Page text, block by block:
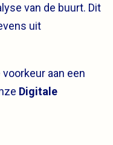
van de buurt. Dit
uit
aan een
Digitale